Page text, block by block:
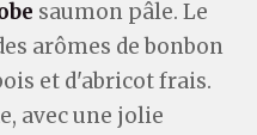
saumon pâle. Le
arômes de bonbon
et d'abricot frais.
avec une jolie